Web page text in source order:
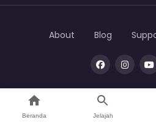
Copyright © 2026 |
About Blog
Beranda Jelajah
Home Search